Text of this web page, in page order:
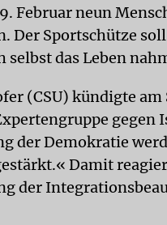
Februar neun
Der Sportschütze
das Leben
(CSU) kündigte am
der Demokratie
Damit
der